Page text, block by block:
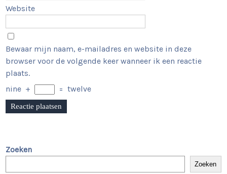
Website
Bewaar mijn naam, e-mailadres en website in deze
browser voor de volgende keer wanneer ik een reactie
plaats.
nine + = twelve
Zoeken
Zoeken